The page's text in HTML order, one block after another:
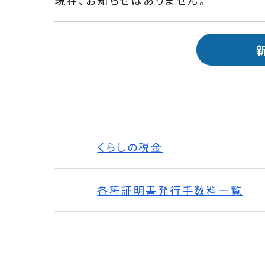
くらしの税金
各種証明書発行手数料一覧